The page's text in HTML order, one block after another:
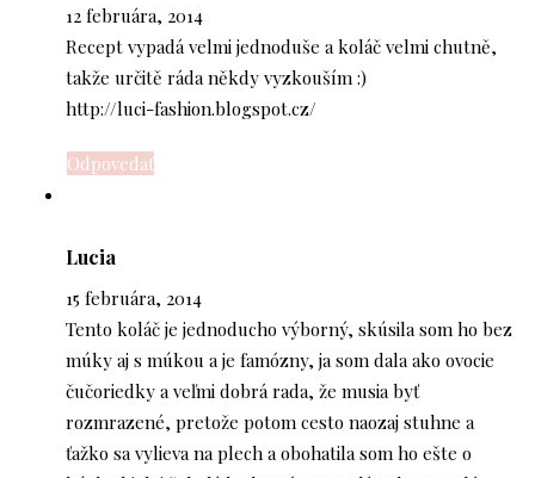
12 februára, 2014
Recept vypadá velmi jednoduše a koláč velmi chutně,
takže určitě ráda někdy vyzkouším :)
http://luci-fashion.blogspot.cz/
Odpovedať
Lucia
15 februára, 2014
Tento koláč je jednoducho výborný, skúsila som ho bez
múky aj s múkou a je famózny, ja som dala ako ovocie
čučoriedky a veľmi dobrá rada, že musia byť
rozmrazené, pretože potom cesto naozaj stuhne a
ťažko sa vylieva na plech a obohatila som ho ešte o